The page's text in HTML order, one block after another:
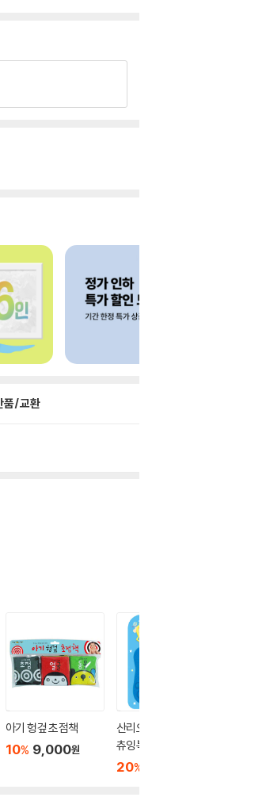
품/교환
아기 헝겊 초점책
10% 9,000원
산리오캐릭터즈 팝팝
츄잉북 : 빨주노초파 색
깔
20%